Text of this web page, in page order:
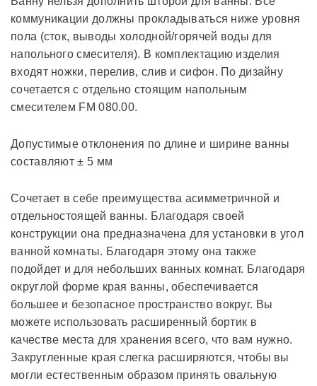
коммуникации должны прокладываться ниже уровня
пола (сток, выводы холодной/горячей воды для
напольного смесителя). В комплектацию изделия
входят ножки, перелив, слив и сифон. По дизайну
сочетается с отдельно стоящим напольным
смесителем FM 080.00.
Допустимые отклонения по длине и ширине ванны
составляют ± 5 мм
Сочетает в себе преимущества асимметричной и
отдельностоящей ванны. Благодаря своей
конструкции она предназначена для установки в угол
ванной комнаты. Благодаря этому она также
подойдет и для небольших ванных комнат. Благодаря
округлой форме края ванны, обеспечивается
большее и безопасное пространство вокруг. Вы
можете использовать расширенный бортик в
качестве места для хранения всего, что вам нужно.
Закругленные края слегка расширяются, чтобы вы
могли естественным образом принять овальную